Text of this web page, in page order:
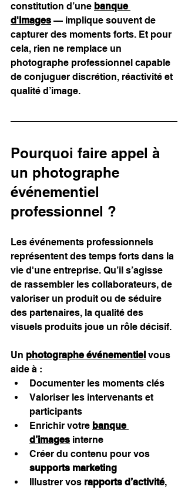
constitution d’une banque
d'images — implique souvent de
capturer des moments forts. Et pour
cela, rien ne remplace un
photographe professionnel capable
de conjuguer discrétion, réactivité et
qualité d’image.
Pourquoi faire appel à
un photographe
événementiel
professionnel ?
Les événements professionnels
représentent des temps forts dans la
vie d'une entreprise. Qu’il s’agisse
de rassembler les collaborateurs, de
valoriser un produit ou de séduire
des partenaires, la qualité des
visuels produits joue un rôle décisif.
Un photographe événementiel vous
aide à :
Documenter les moments clés
Valoriser les intervenants et
participants
Enrichir votre banque
d’images interne
Créer du contenu pour vos
supports marketing
Illustrer vos rapports d’activité,